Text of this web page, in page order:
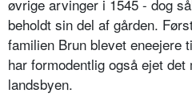
øvrige arvinger i 1545 - dog
beholdt sin del af gården.
familien Brun blevet eneejere
har formodentlig også ejet
landsbyen.